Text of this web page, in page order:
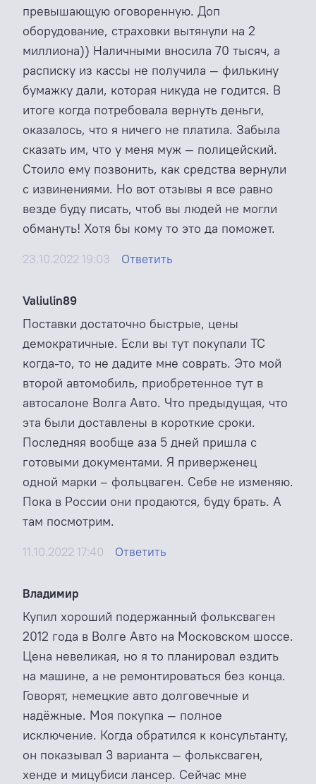
превышающую оговоренную. Доп
оборудование, страховки вытянули на 2
миллиона)) Наличными вносила 70 тысяч, а
расписку из кассы не получила — филькину
бумажку дали, которая никуда не годится. В
итоге когда потребовала вернуть деньги,
оказалось, что я ничего не платила. Забыла
сказать им, что у меня муж — полицейский.
Стоило ему позвонить, как средства вернули
с извинениями. Но вот отзывы я все равно
везде буду писать, чтоб вы людей не могли
обмануть! Хотя бы кому то это да поможет.
23.10.2022 19:03 Ответить
Valiulin89
Поставки достаточно быстрые, цены
демократичные. Если вы тут покупали ТС
когда-то, то не дадите мне соврать. Это мой
второй автомобиль, приобретенное тут в
автосалоне Волга Авто. Что предыдущая, что
эта были доставлены в короткие сроки.
Последняя вообще аза 5 дней пришла с
готовыми документами. Я приверженец
одной марки – фольцваген. Себе не изменяю.
Пока в России они продаются, буду брать. А
там посмотрим.
11.10.2022 17:40 Ответить
Владимир
Купил хороший подержанный фольксваген
2012 года в Волге Авто на Московском шоссе.
Цена невеликая, но я то планировал ездить
на машине, а не ремонтироваться без конца.
Говорят, немецкие авто долговечные и
надёжные. Моя покупка — полное
исключение. Когда обратился к консультанту,
он показывал 3 варианта — фольксваген,
хенде и мицубиси лансер. Сейчас мне